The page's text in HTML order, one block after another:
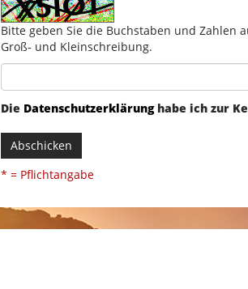
Bitte geben Sie die Buchstaben und Zahlen
Groß- und Kleinschreibung.
Die Datenschutzerklärunghabe ich zur
Abschicken
* = Pflichtangabe